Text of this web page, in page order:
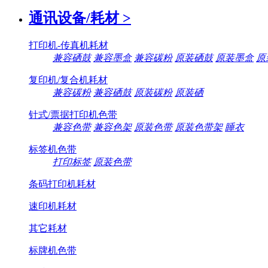
通讯设备/耗材 >
打印机-传真机耗材
兼容硒鼓 兼容墨盒 兼容碳粉 原装硒鼓 原装墨盒
复印机/复合机耗材
兼容碳粉 兼容硒鼓 原装碳粉 原装硒
针式/票据打印机色带
兼容色带 兼容色架 原装色带 原装色带架 睡衣
标签机色带
打印标签 原装色带
条码打印机耗材
速印机耗材
其它耗材
标牌机色带